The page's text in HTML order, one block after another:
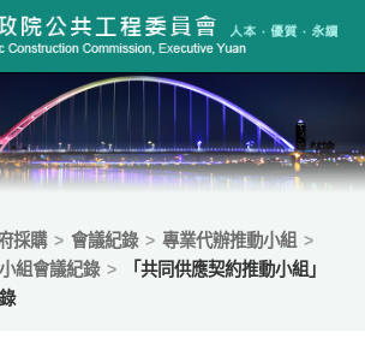
行政院公共工
採購 會議紀錄
專業代辦推動小組
組會議紀錄
「共同供應契約推動小組」